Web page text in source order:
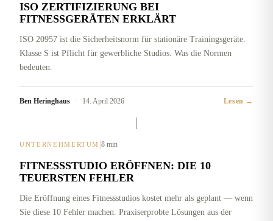
ISO ZERTIFIZIERUNG BEI
FITNESSGERÄTEN ERKLÄRT
ISO 20957 ist die Sicherheitsnorm für stationäre Trainingsgeräte.
Klasse S ist Pflicht für gewerbliche Studios. Was die Normen
bedeuten.
Ben Heringhaus · 14. April 2026 Lesen →
UNTERNEHMERTUM |8 min
FITNESSSTUDIO ERÖFFNEN: DIE 10
TEUERSTEN FEHLER
Die Eröffnung eines Fitnessstudios kostet mehr als geplant — wenn
Sie diese 10 Fehler machen. Praxiserprobte Lösungen aus der